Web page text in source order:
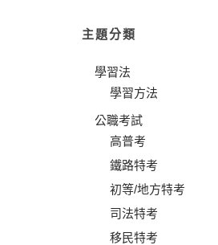
主題分類
學習法
學習方法
公職考試
高普考
鐵路特考
初等/地方特考
司法特考
移民特考